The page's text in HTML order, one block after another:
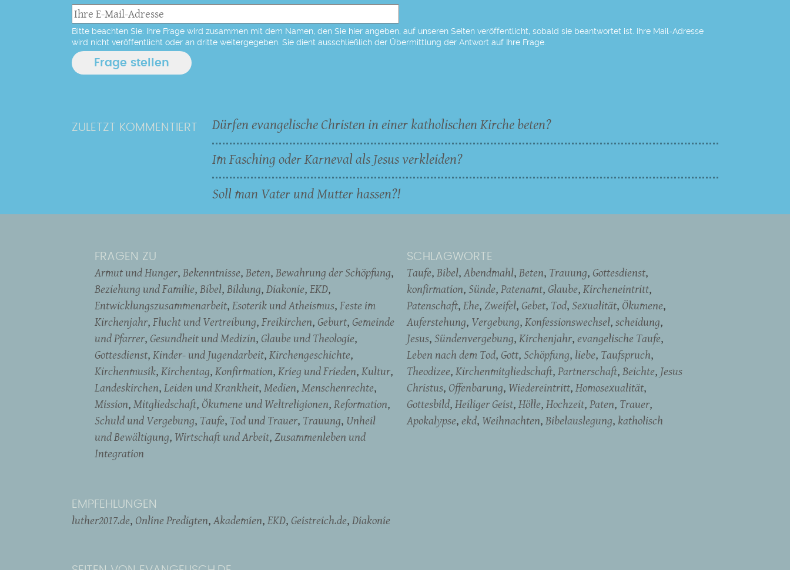
Bitte beachten Sie: Ihre Frage wird zusammen mit dem Namen, den Sie hier angeben, auf unseren Seiten veröffentlicht, sobald sie beantwortet ist. Ihre Mail-Adresse
wird nicht veröffentlicht oder an dritte weitergegeben. Sie dient ausschließlich der Übermittlung der Antwort auf Ihre Frage.
ZULETZT KOMMENTIERT
Dürfen evangelische Christen in einer katholischen Kirche beten?
Im Fasching oder Karneval als Jesus verkleiden?
Soll man Vater und Mutter hassen?!
FRAGEN ZU
Armut und Hunger Bekenntnisse Beten Bewahrung der Schöpfung
Beziehung und Familie Bibel Bildung Diakonie EKD
Entwicklungszusammenarbeit Esoterik und Atheismus Feste im
Kirchenjahr Flucht und Vertreibung Freikirchen Geburt Gemeinde
und Pfarrer Gesundheit und Medizin Glaube und Theologie
Gottesdienst Kinder- und Jugendarbeit Kirchengeschichte
Kirchenmusik Kirchentag Konfirmation Krieg und Frieden Kultur
Landeskirchen Leiden und Krankheit Medien Menschenrechte
Mission Mitgliedschaft Ökumene und Weltreligionen Reformation
Schuld und Vergebung Taufe Tod und Trauer Trauung Unheil
und Bewältigung Wirtschaft und Arbeit Zusammenleben und
Integration
SCHLAGWORTE
Taufe Bibel Abendmahl Beten Trauung Gottesdienst
konfirmation Sünde Patenamt Glaube Kircheneintritt
Patenschaft Ehe Zweifel Gebet Tod Sexualität Ökumene
Auferstehung Vergebung Konfessionswechsel scheidung
Jesus Sündenvergebung Kirchenjahr evangelische Taufe
Leben nach dem Tod Gott Schöpfung liebe Taufspruch
Theodizee Kirchenmitgliedschaft Partnerschaft Beichte Jesus
Christus Offenbarung Wiedereintritt Homosexualität
Gottesbild Heiliger Geist Hölle Hochzeit Paten Trauer
Apokalypse ekd Weihnachten Bibelauslegung katholisch
EMPFEHLUNGEN
luther2017.de Online Predigten Akademien EKD Geistreich.de Diakonie